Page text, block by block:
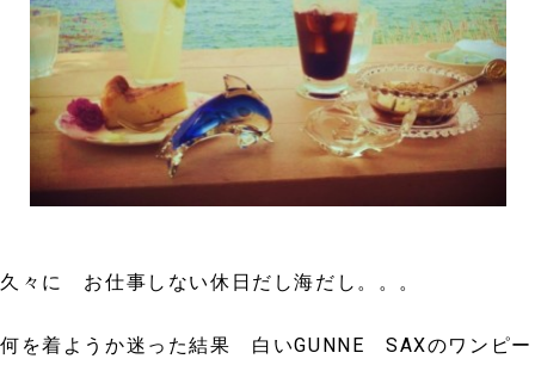
久々に お仕事しない休日だし海だし。。。
何を着ようか迷った結果 白いGUNNE SAXのワンピー